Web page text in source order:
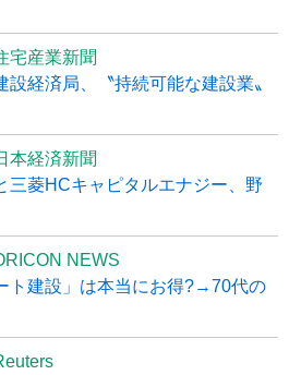
宅産業新聞
設経済局、〝持続可能な建設業〟
本経済新聞
三菱HCキャピタルエナジー、野
NEWS
ト建設」は本当にお得?→70代の